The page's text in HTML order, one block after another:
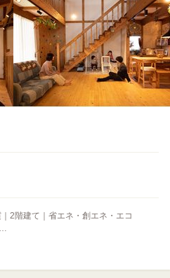
｜2階建て｜省エネ・創エネ・エコ
…